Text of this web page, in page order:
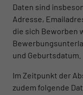
Daten sind
Adresse,
die sich Beworben
und Geburtsdatum.
Im Zeitpunkt der
zudem folgende